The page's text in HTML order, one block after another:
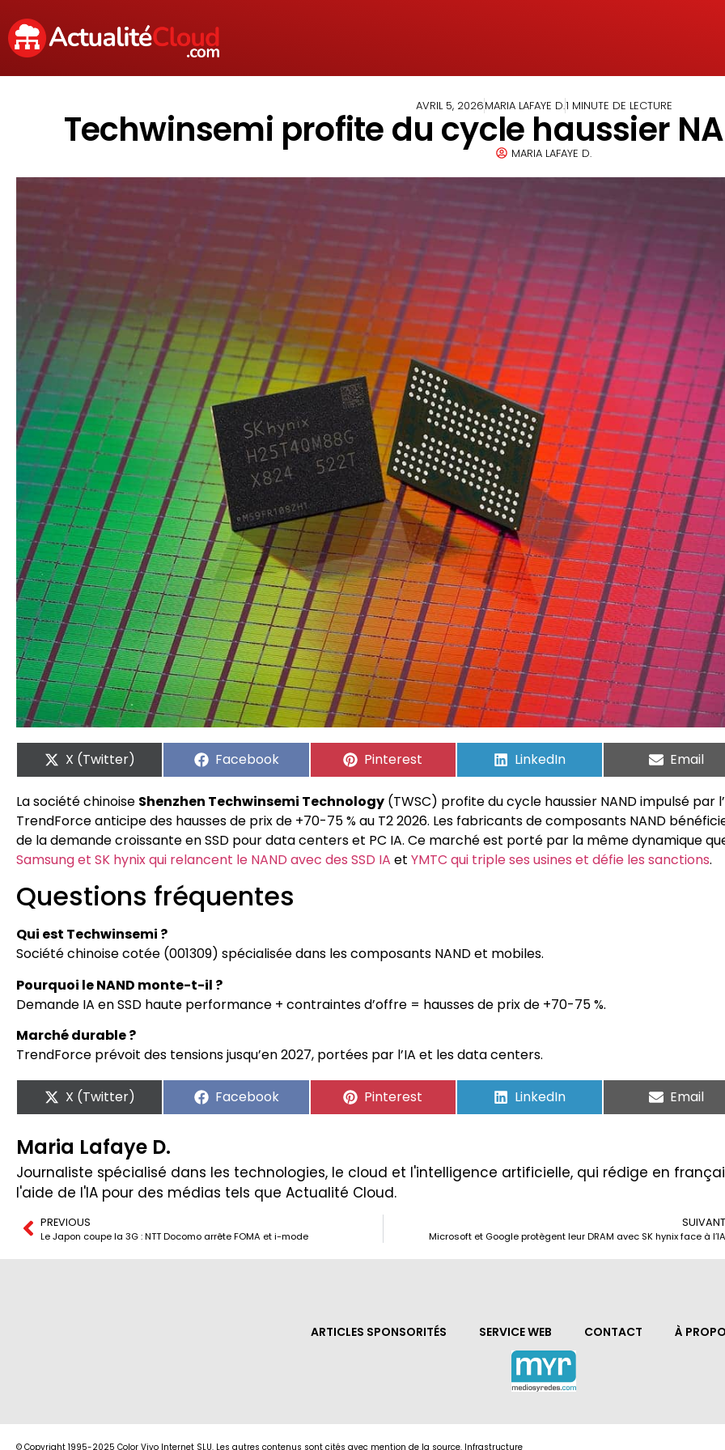
AVRIL 5, 2026MARIA LAFAYE D.1 MINUTE DE LECTURE
Techwinsemi profite du cycle haussier
MARIA LAFAYE D.
X (Twitter) Facebook Pinterest LinkedIn Email
La société chinoise Shenzhen Techwinsemi Technology (TWSC) profite du cycle haussier NAND impulsé par
TrendForce anticipe des hausses de prix de +70-75 % au T2 2026. Les fabricants de composants NAND
de la demande croissante en SSD pour data centers et PC IA. Ce marché est porté par la même dynamique
Samsung et SK hynix qui relancent le NAND avec des SSD IA et YMTC qui triple ses usines et défie les sanctions.
Questions fréquentes
Qui est Techwinsemi ?
Société chinoise cotée (001309) spécialisée dans les composants NAND et mobiles.
Pourquoi le NAND monte-t-il ?
Demande IA en SSD haute performance + contraintes d’offre = hausses de prix de +70-75 %.
Marché durable ?
TrendForce prévoit des tensions jusqu’en 2027, portées par l’IA et les data centers.
X (Twitter) Facebook Pinterest LinkedIn Email
Maria Lafaye D.
Journaliste spécialisé dans les technologies, le cloud et l'intelligence artificielle, qui rédige en
l'aide de l'IA pour des médias tels que Actualité Cloud.
PREVIOUS
Le Japon coupe la 3G : NTT Docomo arrête FOMA et i-mode
SUIVANT
Microsoft et Google protègent leur DRAM avec SK hynix face à l’IA
ARTICLES SPONSORITÉS SERVICE WEB CONTACT À
© Copyright 1995-2025 Color Vivo Internet SLU. Les autres contenus sont cités avec mention de la source. Infrastructure